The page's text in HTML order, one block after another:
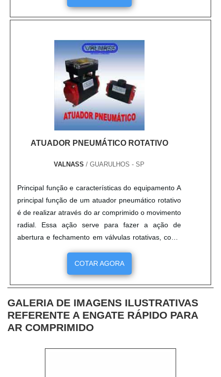
resistência. Além disso, o tubo também é protegido
contra fatores externos como: Umidade; Desgastes
ATUADOR PNEUMÁTICO ROTATIVO
VALNASS / GUARULHOS - SP
Principal função e características do equipamento A
principal função de um atuador pneumático rotativo
é de realizar através do ar comprimido o movimento
radial. Essa ação serve para fazer a ação de
abertura e fechamento em válvulas rotativas, como
nos modelos tipo borboleta e esfera. A construção
dos atuadores pneumáticos rotativos é feita em
uma construção tipo pinhão e cremalheira. O corpo
do equipamento é em alumínio anodizado duro, e
as....
COTAR AGORA
GALERIA DE IMAGENS ILUSTRATIVAS
REFERENTE A ENGATE RÁPIDO PARA
AR COMPRIMIDO